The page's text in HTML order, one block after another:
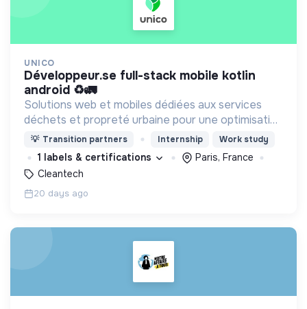
UNICO
développeur.se full-stack mobile kotlin
android ♻️🚛
Solutions web et mobiles dédiées aux services
déchets et propreté urbaine pour une optimisation
de leur activité.
💡 Transition partners Internship Work study
1 labels & certifications
Paris, France
Cleantech
20 days ago